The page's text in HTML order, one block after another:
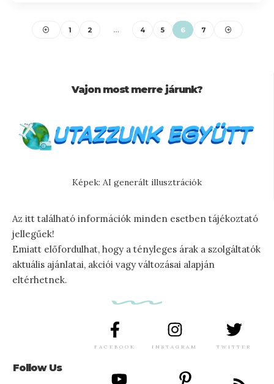
1 2 … 4 5 6 7
Vajon most merre járunk?
Képek: AI generált illusztrációk
Az itt található információk minden esetben tájékoztató
jellegűek!
Emiatt előfordulhat, hogy a tényleges árak a szolgáltatók
aktuális ajánlatai, akciói vagy változásai alapján
eltérhetnek.
Follow Us
FACEBOOK INSTAGRAM TWITTER